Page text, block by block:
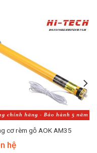
cơ rèm gỗ AOK AM35
hệ